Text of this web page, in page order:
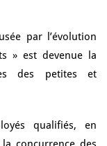
par l’évolution
» est devenue la
des petites et
qualifiés, en